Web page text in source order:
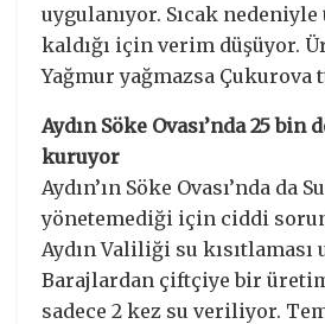
uygulanıyor. Sıcak
kaldığı için verim düşüyor.
Yağmur yağmazsa Çukurova
Aydın Söke Ovası’nda 25 bin
kuruyor
Aydın’ın Söke Ovası’nda da
yönetemediği için ciddi
Aydın Valiliği su kısıtlaması
Barajlardan çiftçiye bir
sadece 2 kez su veriliyor.